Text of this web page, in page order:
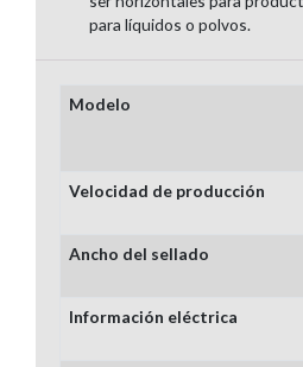
para líquidos o polvos.
Modelo
Velocidad de producción
Ancho del sellado
Información eléctrica